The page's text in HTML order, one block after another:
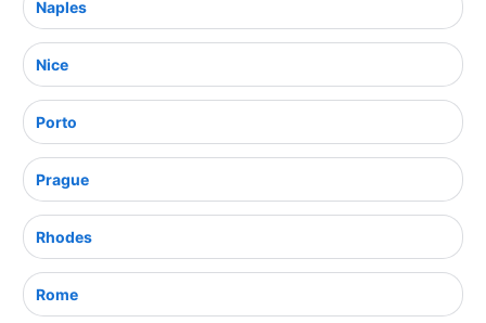
Naples
Nice
Porto
Prague
Rhodes
Rome